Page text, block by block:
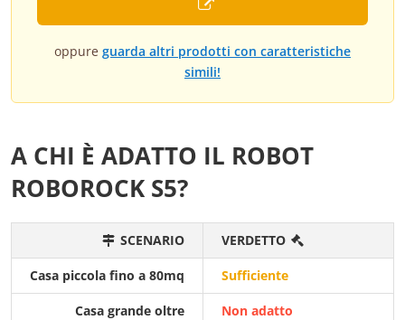
oppure guarda altri prodotti con caratteristiche
simili!
A CHI È ADATTO IL ROBOT
ROBOROCK S5?
SCENARIO VERDETTO
Casa piccola fino a 80mq Sufficiente
Casa grande oltre
Non adatto